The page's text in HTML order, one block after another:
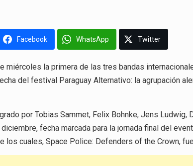
Facebook WhatsApp Twitter
miércoles la primera de las tres bandas
del festival Paraguay Alternativo: la agrupación
por Tobias Sammet, Felix Bohnke, Jens Ludwig,
fecha marcada para la jornada final del
cuales, Space Police: Defenders of the Crown,